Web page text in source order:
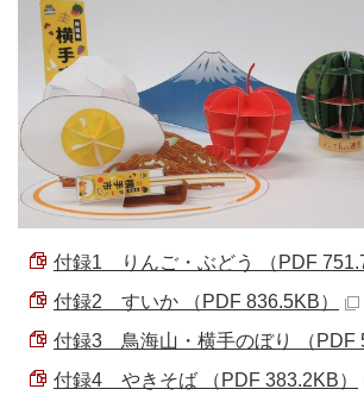
付録1 りんご・ぶどう （PDF
付録2 すいか （PDF 836.5KB）
付録3 鳥海山・横手のぼり （PDF
付録4 やきそば （PDF 383.2KB）